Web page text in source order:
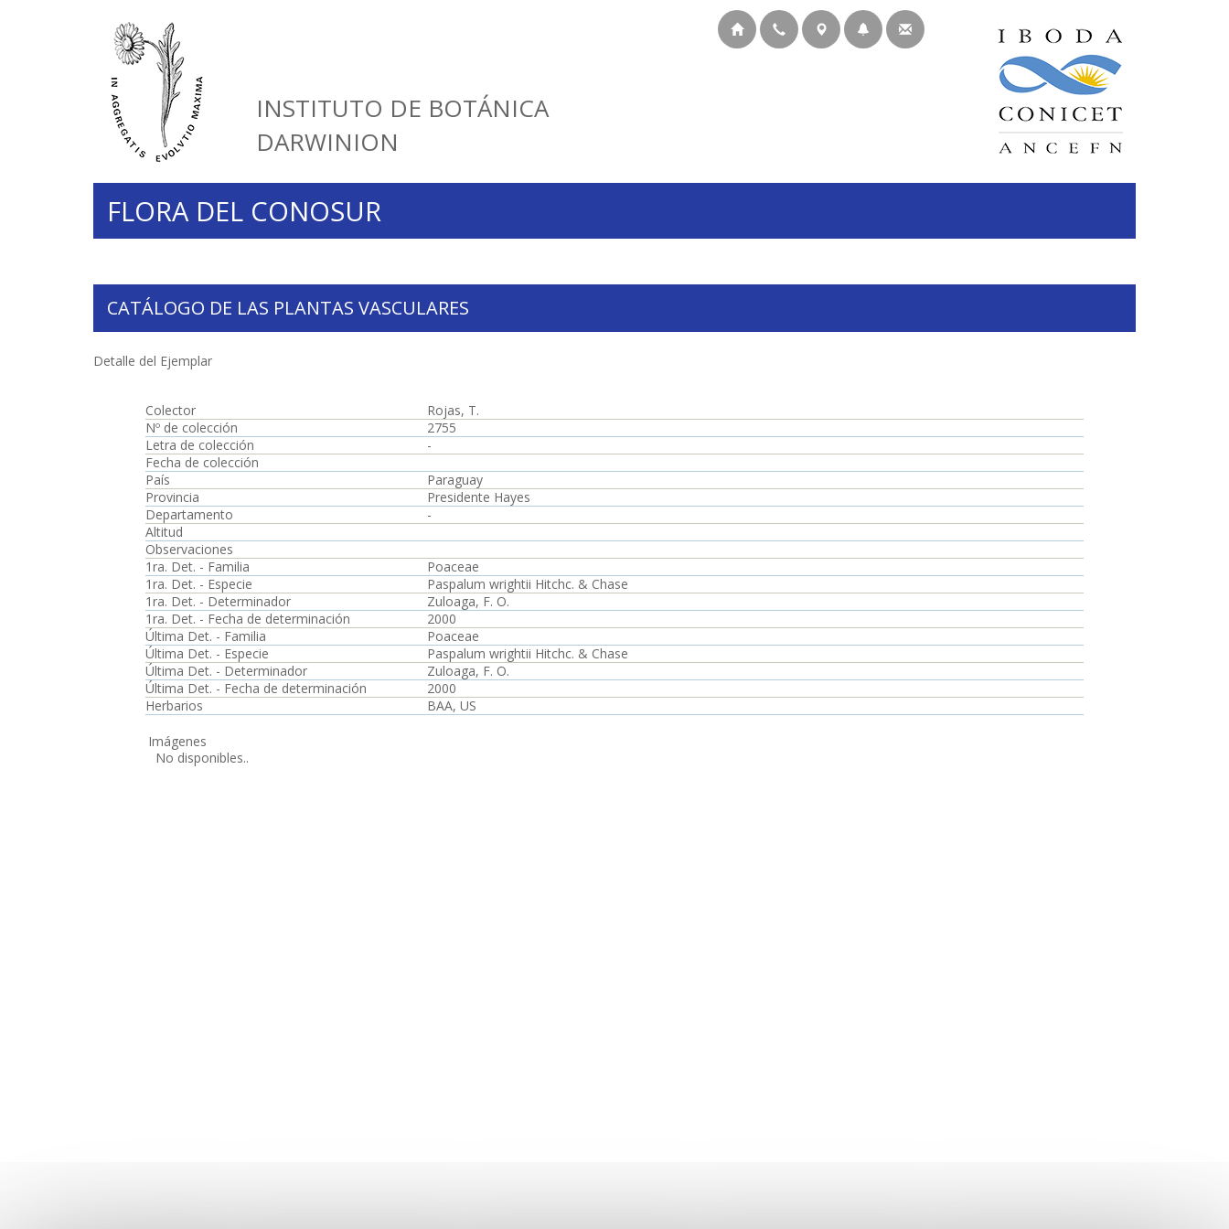
INSTITUTO DE BOTÁNICA
DARWINION
FLORA DEL CONOSUR
CATÁLOGO DE LAS PLANTAS VASCULARES
Detalle del Ejemplar
Colector
Rojas, T.
Nº de colección
2755
Letra de colección
-
Fecha de colección
País
Paraguay
Provincia
Presidente Hayes
Departamento
-
Altitud
Observaciones
1ra. Det. - Familia
Poaceae
1ra. Det. - Especie
Paspalum wrightii Hitchc. & Chase
1ra. Det. - Determinador
Zuloaga, F. O.
1ra. Det. - Fecha de determinación
2000
Última Det. - Familia
Poaceae
Última Det. - Especie
Paspalum wrightii Hitchc. & Chase
Última Det. - Determinador
Zuloaga, F. O.
Última Det. - Fecha de determinación
2000
Herbarios
BAA, US
Imágenes
No disponibles..